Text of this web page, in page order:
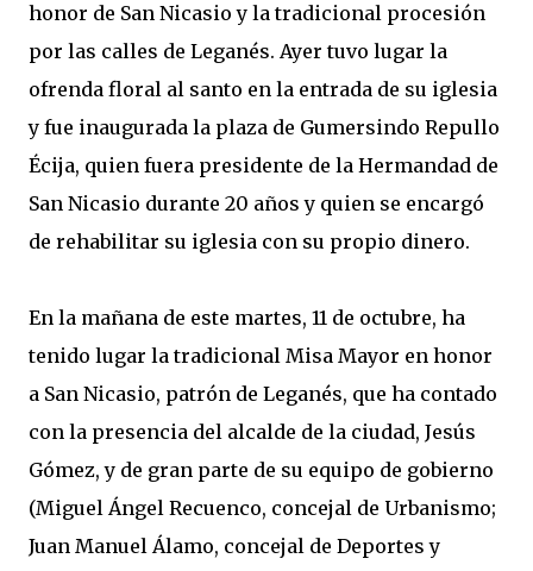
honor de San Nicasio y la tradicional procesión
por las calles de Leganés. Ayer tuvo lugar la
ofrenda floral al santo en la entrada de su iglesia
y fue inaugurada la plaza de Gumersindo Repullo
Écija, quien fuera presidente de la Hermandad de
San Nicasio durante 20 años y quien se encargó
de rehabilitar su iglesia con su propio dinero.
En la mañana de este martes, 11 de octubre, ha
tenido lugar la tradicional Misa Mayor en honor
a San Nicasio, patrón de Leganés, que ha contado
con la presencia del alcalde de la ciudad, Jesús
Gómez, y de gran parte de su equipo de gobierno
(Miguel Ángel Recuenco, concejal de Urbanismo;
Juan Manuel Álamo, concejal de Deportes y